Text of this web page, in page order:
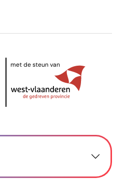
met de steun van